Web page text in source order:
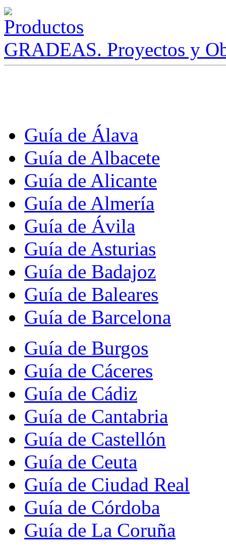
GRADEAS. Proyectos y
Guía de Álava
Guía de Albacete
Guía de Alicante
Guía de Almería
Guía de Ávila
Guía de Asturias
Guía de Badajoz
Guía de Baleares
Guía de Barcelona
Guía de Burgos
Guía de Cáceres
Guía de Cádiz
Guía de Cantabria
Guía de Castellón
Guía de Ceuta
Guía de Ciudad Real
Guía de Córdoba
Guía de La Coruña